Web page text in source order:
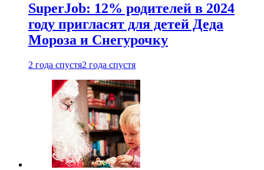
SuperJob: 12% родителей в 2024
году пригласят для детей Деда
Мороза и Снегурочку
2 года спустя2 года спустя